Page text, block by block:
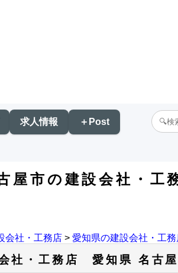
求人情報 ＋Post
屋市の建設会社・工
会社・工務店 > 愛知県の建設会社・工務
社・工務店 愛知県 名古